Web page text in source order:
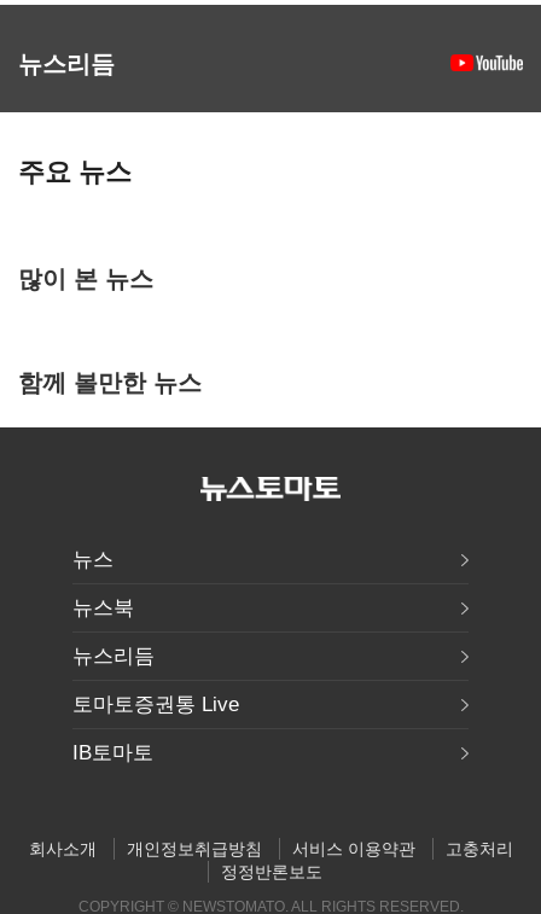
뉴스리듬
주요 뉴스
많이 본 뉴스
함께 볼만한 뉴스
뉴스
뉴스북
뉴스리듬
토마토증권통 Live
IB토마토
회사소개 개인정보취급방침 서비스 이용약관
고충처리
정정반론보도
COPYRIGHT © NEWSTOMATO. ALL RIGHTS RESERVED.